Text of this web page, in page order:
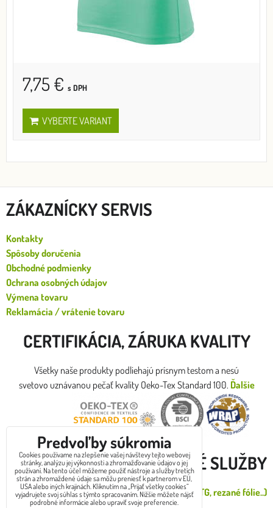
7,75 € s DPH
VYBERTE VARIANT
ZÁKAZNÍCKY SERVIS
Kontakty
Spôsoby doručenia
Obchodné podmienky
Ochrana osobných údajov
Výmena tovaru
Reklamácia / vrátenie tovaru
CERTIFIKÁCIA, ZÁRUKA KVALITY
Všetky naše produkty podliehajú prísnym testom a nesú
svetovo uznávanou pečať kvality Oeko-Tex Standard 100. Ďalšie
certifikáty
DOPLNKOVÉ SLUŽBY
Malá zákazková potlač od 1 do 30ks (DTG, rezané fólie..)
Predvoľby súkromia
Cookies používame na zlepšenie vašej návštevy tejto webovej
stránky, analýzu jej výkonnosti a zhromažďovanie údajov o jej
používaní. Na tento účel môžeme použiť nástroje a služby tretích
strán a zhromaždené údaje sa môžu preniesť k partnerom v EÚ,
USA alebo iných krajinách. Kliknutím na „Prijať všetky cookies“
vyjadrujete svoj súhlas s týmto spracovaním. Nižšie môžete nájsť
podrobné informácie alebo upraviť svoje preferencie.